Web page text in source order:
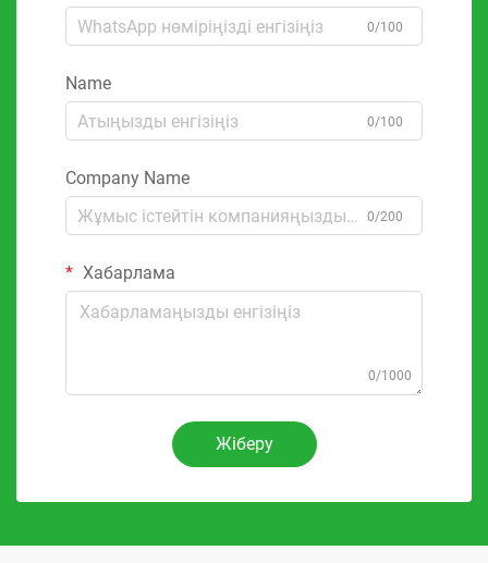
0/100
Name
0/100
Company Name
0/200
Хабарлама
0/1000
Жіберу